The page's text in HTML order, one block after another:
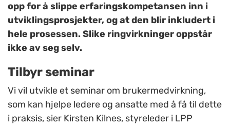
opp for å slippe erfaringskompetansen inn i
utviklingsprosjekter, og at den blir inkludert i
hele prosessen. Slike ringvirkninger oppstår
ikke av seg selv.
Tilbyr seminar
Vi vil utvikle et seminar om brukermedvirkning,
som kan hjelpe ledere og ansatte med å få til dette
i praksis, sier Kirsten Kilnes, styreleder i LPP